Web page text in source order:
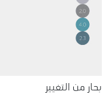
بحار من التغيير